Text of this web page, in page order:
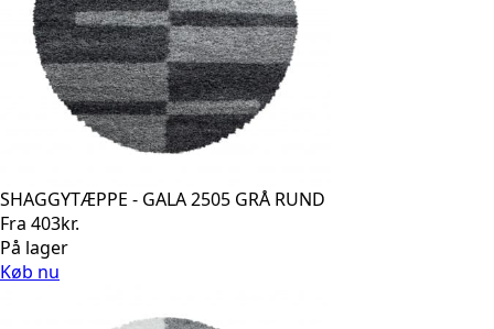
SHAGGYTÆPPE - GALA 2505 GRÅ RUND
Fra 403kr.
På lager
Køb nu